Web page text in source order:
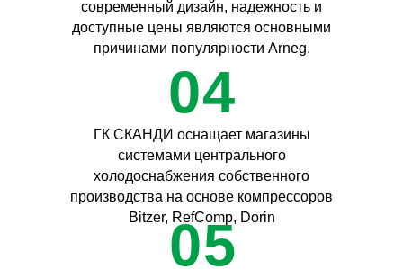
современный дизайн, надежность и
доступные цены являются основными
причинами популярности Arneg.
04
05
ГК СКАНДИ оснащает магазины
системами центрального
холодоснабжения собственного
производства на основе компрессоров
Bitzer, RefComp, Dorin